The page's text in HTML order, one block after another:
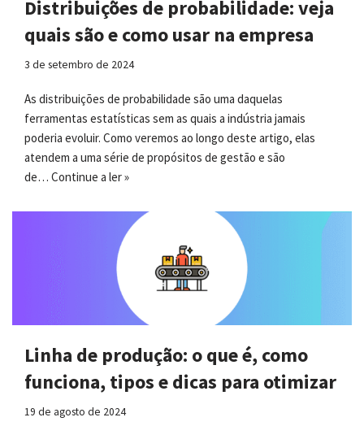
Distribuições de probabilidade: veja
quais são e como usar na empresa
3 de setembro de 2024
As distribuições de probabilidade são uma daquelas
ferramentas estatísticas sem as quais a indústria jamais
poderia evoluir. Como veremos ao longo deste artigo, elas
atendem a uma série de propósitos de gestão e são
de… Continue a ler »
Linha de produção: o que é, como
funciona, tipos e dicas para otimizar
19 de agosto de 2024